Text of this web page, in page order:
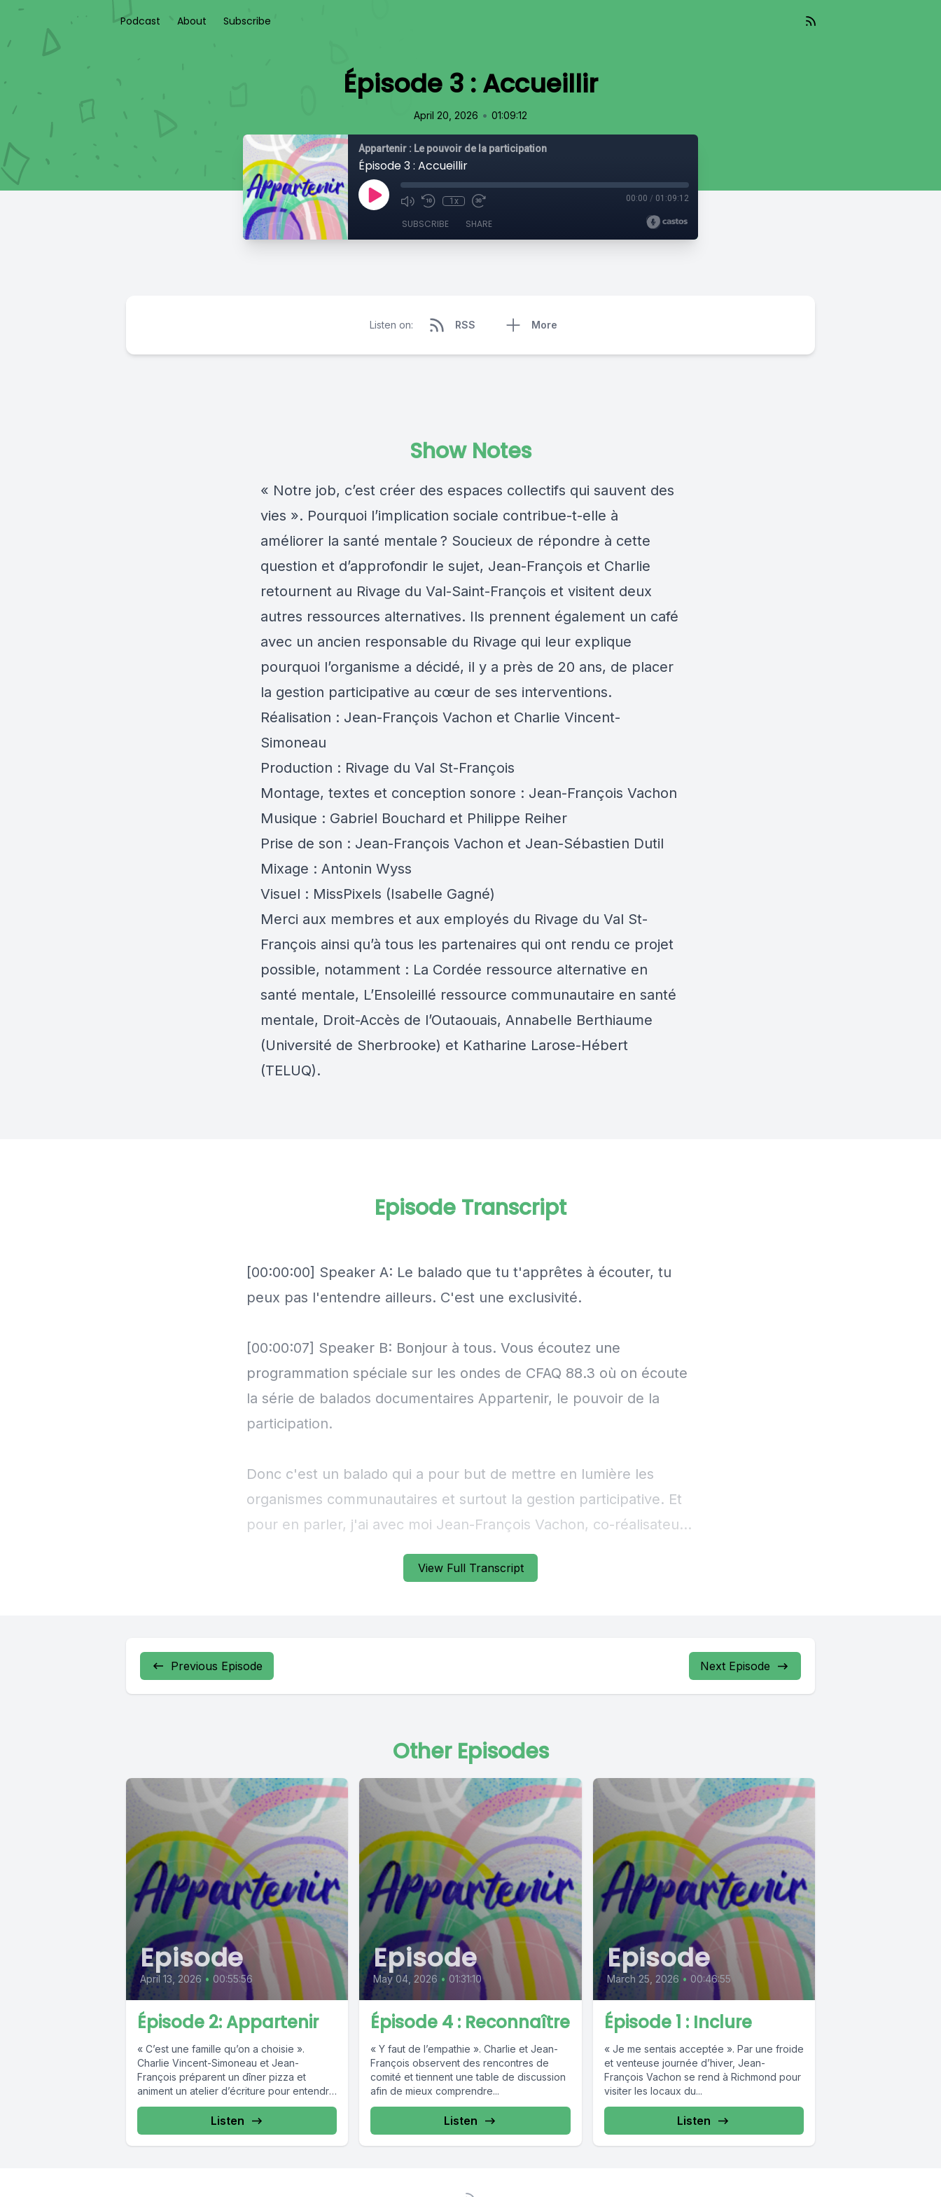
Podcast About Subscribe
Épisode 3 : Accueillir
April 20, 2026 • 01:09:12
Appartenir : Le pouvoir de la participation
Épisode 3 : Accueillir
1x 00:00 / 01:09:12
SUBSCRIBE SHARE
Listen on: RSS More
Show Notes
« Notre job, c’est créer des espaces collectifs qui sauvent des
vies ». Pourquoi l’implication sociale contribue-t-elle à
améliorer la santé mentale ? Soucieux de répondre à cette
question et d’approfondir le sujet, Jean-François et Charlie
retournent au Rivage du Val-Saint-François et visitent deux
autres ressources alternatives. Ils prennent également un café
avec un ancien responsable du Rivage qui leur explique
pourquoi l’organisme a décidé, il y a près de 20 ans, de placer
la gestion participative au cœur de ses interventions.
Réalisation : Jean-François Vachon et Charlie Vincent-
Simoneau
Production : Rivage du Val St-François
Montage, textes et conception sonore : Jean-François Vachon
Musique : Gabriel Bouchard et Philippe Reiher
Prise de son : Jean-François Vachon et Jean-Sébastien Dutil
Mixage : Antonin Wyss
Visuel : MissPixels (Isabelle Gagné)
Merci aux membres et aux employés du Rivage du Val St-
François ainsi qu’à tous les partenaires qui ont rendu ce projet
possible, notamment : La Cordée ressource alternative en
santé mentale, L’Ensoleillé ressource communautaire en santé
mentale, Droit-Accès de l’Outaouais, Annabelle Berthiaume
(Université de Sherbrooke) et Katharine Larose-Hébert
(TELUQ).
View Full Transcript
Episode Transcript
Previous Episode Next Episode
Other Episodes
Episode
April 13, 2026 • 00:55:56
Épisode 2: Appartenir
« C’est une famille qu’on a choisie ».
Charlie Vincent-Simoneau et Jean-
François préparent un dîner pizza et
animent un atelier d’écriture pour entendre
les...
Listen
Episode
May 04, 2026 • 01:31:10
Épisode 4 : Reconnaître
« Y faut de l’empathie ». Charlie et Jean-
François observent des rencontres de
comité et tiennent une table de discussion
afin de mieux comprendre...
Listen
Episode
March 25, 2026 • 00:46:55
Épisode 1 : Inclure
« Je me sentais acceptée ». Par une froide
et venteuse journée d’hiver, Jean-
François Vachon se rend à Richmond pour
visiter les locaux du...
Listen